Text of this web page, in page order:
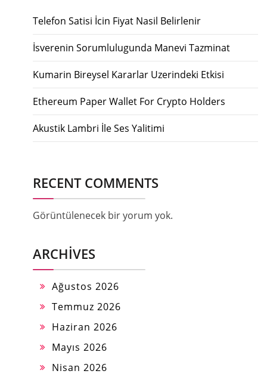
Telefon Satisi İcin Fiyat Nasil Belirlenir
İsverenin Sorumlulugunda Manevi Tazminat
Kumarin Bireysel Kararlar Uzerindeki Etkisi
Ethereum Paper Wallet For Crypto Holders
Akustik Lambri İle Ses Yalitimi
RECENT COMMENTS
Görüntülenecek bir yorum yok.
ARCHIVES
Ağustos 2026
Temmuz 2026
Haziran 2026
Mayıs 2026
Nisan 2026